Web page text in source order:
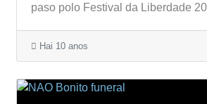
paso polo Festival da Liberdade
Hai 10 anos